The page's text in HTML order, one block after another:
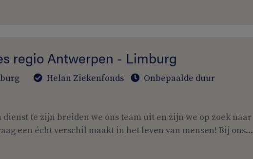
regio Antwerpen - Limburg
Helan Ziekenfonds
Onbepaalde duur
te zijn breiden we ons team uit en zijn we op zoek naar
een écht verschil maakt in het leven van mensen! Bij ons...